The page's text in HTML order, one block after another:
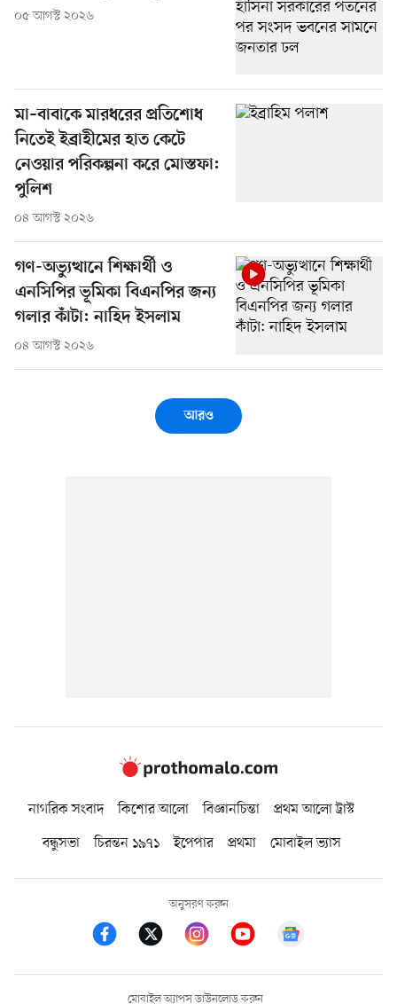
০৫ আগস্ট ২০২৬
মা–বাবাকে মারধরের প্রতিশোধ
নিতেই ইব্রাহীমের হাত কেটে
নেওয়ার পরিকল্পনা করে মোস্তফা:
পুলিশ
০৪ আগস্ট ২০২৬
গণ-অভ্যুত্থানে শিক্ষার্থী ও
এনসিপির ভূমিকা বিএনপির জন্য
গলার কাঁটা: নাহিদ ইসলাম
০৪ আগস্ট ২০২৬
আরও
নাগরিক সংবাদ কিশোর আলো বিজ্ঞানচিন্তা
প্রথম আলো ট্রাস্ট
বন্ধুসভা
চিরন্তন ১৯৭১ ইপেপার প্রথমা মোবাইল ভ্যাস
অনুসরণ করুন
মোবাইল অ্যাপস ডাউনলোড করুন